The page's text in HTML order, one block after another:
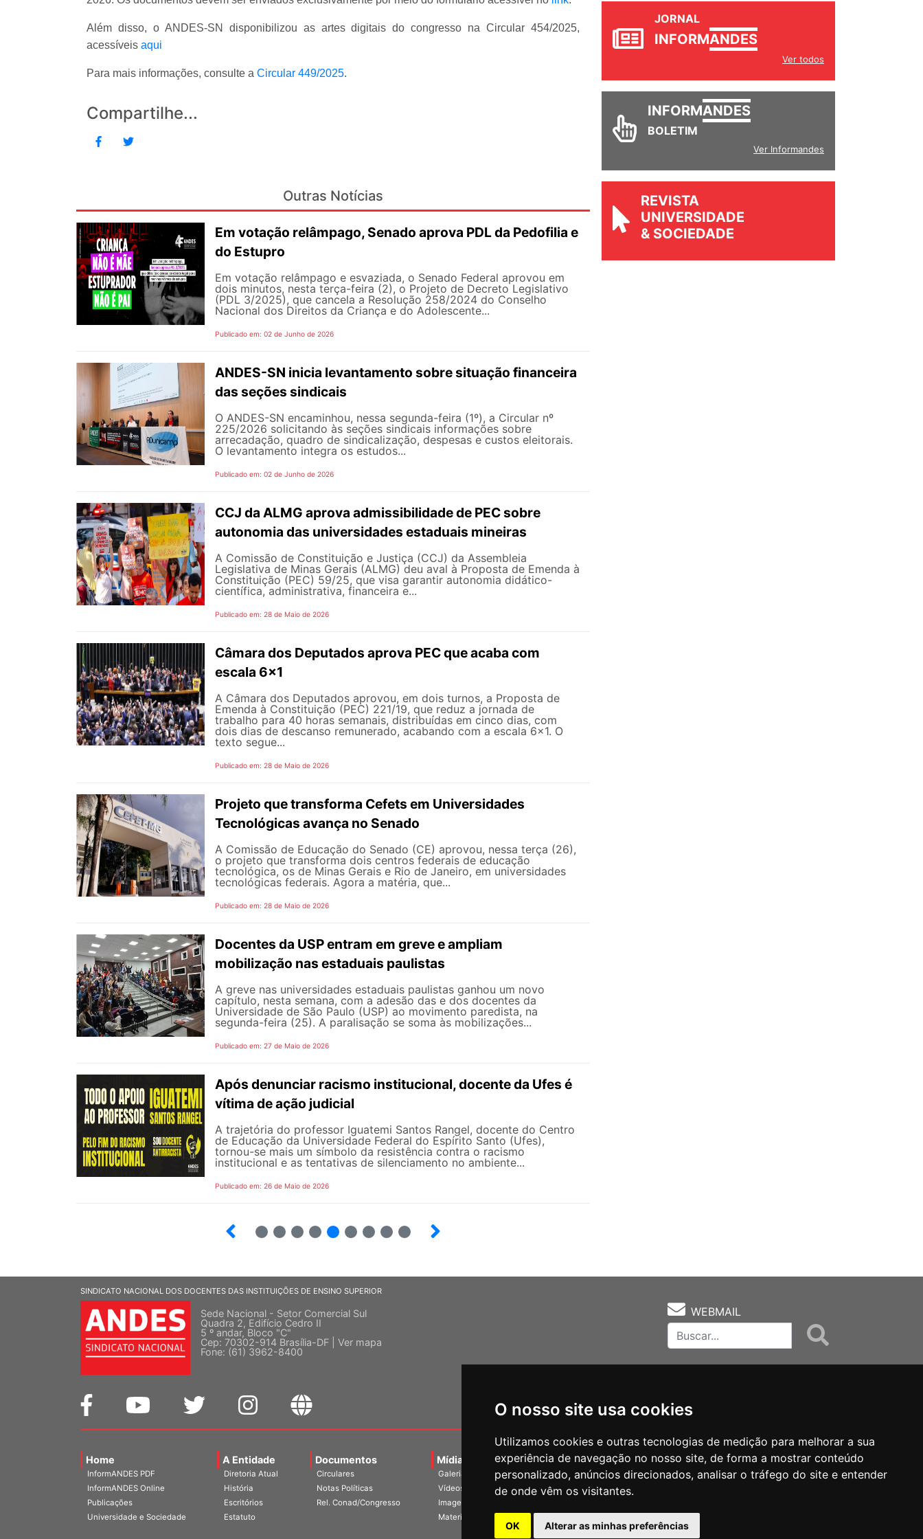
O nosso site usa cookies
Utilizamos cookies e outras tecnologias de medição para melhorar a sua
experiência de navegação no nosso site, de forma a mostrar conteúdo
personalizado, anúncios direcionados, analisar o tráfego do site e entender
de onde vêm os visitantes.
OK Alterar as minhas preferências
Além disso, o ANDES-SN disponibilizou as artes digitais do congresso na Circular 454/2025,
acessíveis aqui
Para mais informações, consulte a Circular 449/2025.
Compartilhe...
Outras Notícias
Em votação relâmpago, Senado aprova PDL da Pedofilia e
do Estupro
Em votação relâmpago e esvaziada, o Senado Federal aprovou em
dois minutos, nesta terça-feira (2), o Projeto de Decreto Legislativo
(PDL 3/2025), que cancela a Resolução 258/2024 do Conselho
Nacional dos Direitos da Criança e do Adolescente...
Publicado em: 02 de Junho de 2026
ANDES-SN inicia levantamento sobre situação financeira
das seções sindicais
O ANDES-SN encaminhou, nessa segunda-feira (1º), a Circular nº
225/2026 solicitando às seções sindicais informações sobre
arrecadação, quadro de sindicalização, despesas e custos eleitorais.
O levantamento integra os estudos...
Publicado em: 02 de Junho de 2026
CCJ da ALMG aprova admissibilidade de PEC sobre
autonomia das universidades estaduais mineiras
A Comissão de Constituição e Justiça (CCJ) da Assembleia
Legislativa de Minas Gerais (ALMG) deu aval à Proposta de Emenda à
Constituição (PEC) 59/25, que visa garantir autonomia didático-
científica, administrativa, financeira e...
Publicado em: 28 de Maio de 2026
Câmara dos Deputados aprova PEC que acaba com
escala 6x1
A Câmara dos Deputados aprovou, em dois turnos, a Proposta de
Emenda à Constituição (PEC) 221/19, que reduz a jornada de
trabalho para 40 horas semanais, distribuídas em cinco dias, com
dois dias de descanso remunerado, acabando com a escala 6x1. O
texto segue...
Publicado em: 28 de Maio de 2026
Projeto que transforma Cefets em Universidades
Tecnológicas avança no Senado
A Comissão de Educação do Senado (CE) aprovou, nessa terça (26),
o projeto que transforma dois centros federais de educação
tecnológica, os de Minas Gerais e Rio de Janeiro, em universidades
tecnológicas federais. Agora a matéria, que...
Publicado em: 28 de Maio de 2026
Docentes da USP entram em greve e ampliam
mobilização nas estaduais paulistas
A greve nas universidades estaduais paulistas ganhou um novo
capítulo, nesta semana, com a adesão das e dos docentes da
Universidade de São Paulo (USP) ao movimento paredista, na
segunda-feira (25). A paralisação se soma às mobilizações...
Publicado em: 27 de Maio de 2026
Após denunciar racismo institucional, docente da Ufes é
vítima de ação judicial
A trajetória do professor Iguatemi Santos Rangel, docente do Centro
de Educação da Universidade Federal do Espírito Santo (Ufes),
tornou-se mais um símbolo da resistência contra o racismo
institucional e as tentativas de silenciamento no ambiente...
Publicado em: 26 de Maio de 2026
JORNAL
Ver todos
INFORM
Ver Informandes
REVISTA
UNIVERSIDADE
SINDICATO NACIONAL DOS DOCENTES DAS INSTITUIÇÕES DE ENSINO SUPERIOR
Sede Nacional - Setor Comercial Sul
Quadra 2, Edifício Cedro II
5 º andar, Bloco "C"
Cep: 70302-914 Brasília-DF | Ver mapa
Fone: (61) 3962-8400
WEBMAIL
Home
InformANDES PDF
InformANDES Online
Publicações
Universidade e Sociedade
A Entidade
Diretoria Atual
História
Escritórios
Estatuto
Documentos
Circulares
Notas Políticas
Rel. Conad/Congresso
Mídias
Galerias
Vídeos
Imagens
Materiais
Agenda Notícias Notas Técnicas Fale Conocsco